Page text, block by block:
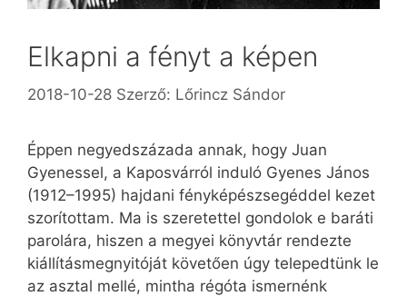
Elkapni a fényt a képen
2018-10-28 Szerző: Lőrincz Sándor
Éppen negyedszázada annak, hogy Juan
Gyenessel, a Kaposvárról induló Gyenes János
(1912–1995) hajdani fényképészsegéddel kezet
szorítottam. Ma is szeretettel gondolok e baráti
parolára, hiszen a megyei könyvtár rendezte
kiállításmeg­nyi­tó­ját követően úgy telepedtünk le
az asztal mellé, mintha régóta ismernénk